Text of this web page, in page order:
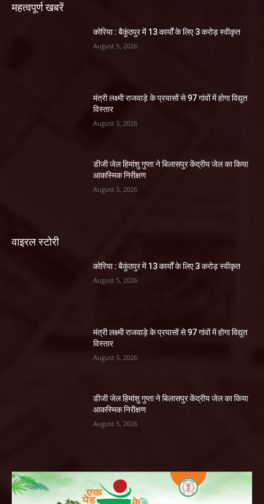
महत्वपूर्ण खबरें
कोरिया : बैकुंठपुर में 13 कार्यों के लिए 3 करोड़ स्वीकृत
August 5, 2026
मंत्री लक्ष्मी राजवाड़े के प्रयासों से 97 गांवों में होगा विद्युत
विस्तार
August 5, 2026
डीजी जेल हिमांशु गुप्ता ने बिलासपुर केंद्रीय जेल का किया
आकस्मिक निरीक्षण
August 5, 2026
वाइरल स्टोरी
कोरिया : बैकुंठपुर में 13 कार्यों के लिए 3 करोड़ स्वीकृत
August 5, 2026
मंत्री लक्ष्मी राजवाड़े के प्रयासों से 97 गांवों में होगा विद्युत
विस्तार
August 5, 2026
डीजी जेल हिमांशु गुप्ता ने बिलासपुर केंद्रीय जेल का किया
आकस्मिक निरीक्षण
August 5, 2026